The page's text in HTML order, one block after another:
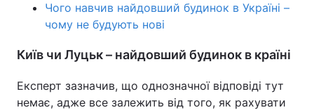
Чого навчив найдовший будинок в Україні –
чому не будують нові
Київ чи Луцьк – найдовший будинок в країні
Експерт зазначив, що однозначної відповіді тут
немає, адже все залежить від того, як рахувати